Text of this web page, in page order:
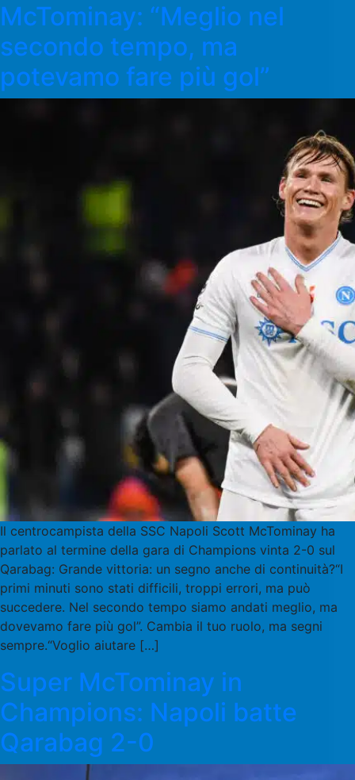
McTominay: “Meglio nel
secondo tempo, ma
potevamo fare più gol”
Il centrocampista della SSC Napoli Scott McTominay ha
parlato al termine della gara di Champions vinta 2-0 sul
Qarabag: Grande vittoria: un segno anche di continuità?“I
primi minuti sono stati difficili, troppi errori, ma può
succedere. Nel secondo tempo siamo andati meglio, ma
dovevamo fare più gol”. Cambia il tuo ruolo, ma segni
sempre.“Voglio aiutare […]
Super McTominay in
Champions: Napoli batte
Qarabag 2-0